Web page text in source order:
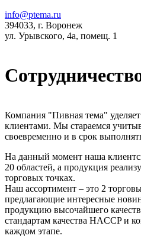
info@ptema.ru
394033, г. Воронеж
ул. Урывского, 4а, помещ. 1
Компания "Пивная тема"
клиентами. Мы стараемся
своевременно и в срок
На данный момент наша
20 областей, а продукция
торговых точках.
Наш ассортимент – это 2
предлагающие интересные
продукцию высочайшего
стандартам качества HACCP и
каждом этапе.